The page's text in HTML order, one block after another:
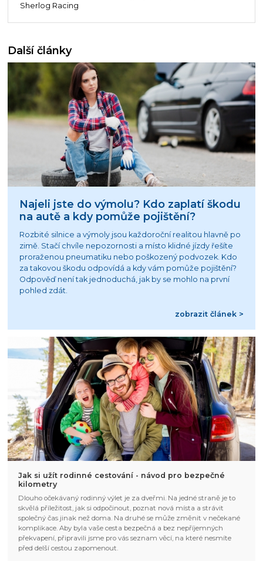
Sherlog Racing
Další články
Najeli jste do výmolu? Kdo zaplatí škodu
na autě a kdy pomůže pojištění?
Rozbité silnice a výmoly jsou každoroční realitou hlavně po
zimě. Stačí chvíle nepozornosti a místo klidné jízdy řešíte
proraženou pneumatiku nebo poškozený podvozek. Kdo
za takovou škodu odpovídá a kdy vám pomůže pojištění?
Odpověď není tak jednoduchá, jak by se mohlo na první
pohled zdát.
zobrazit článek >
Jak si užít rodinné cestování - návod pro bezpečné
kilometry
Dlouho očekávaný rodinný výlet je za dveřmi. Na jedné straně je to
skvělá příležitost, jak si odpočinout, poznat nová místa a strávit
společný čas jinak než doma. Na druhé se může změnit v nečekané
komplikace. Aby byla vaše cesta bezpečná a bez nepříjemných
překvapení, připravili jsme pro vás seznam věcí, na které nesmíte
před delší cestou zapomenout.